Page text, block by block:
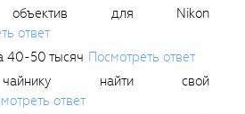
объектив для Nikon
ответ
40-50 тысяч Посмотреть ответ
найти свой
ответ